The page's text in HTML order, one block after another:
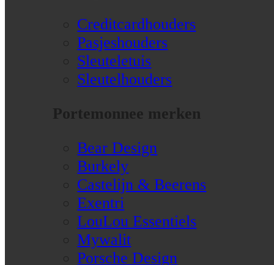
Creditcardhouders
Pasjeshouders
Sleuteletuis
Sleutelhouders
Portemonnee merken
Bear Design
Burkely
Castelijn & Beerens
Exentri
LouLou Essentiels
Mywalit
Porsche Design